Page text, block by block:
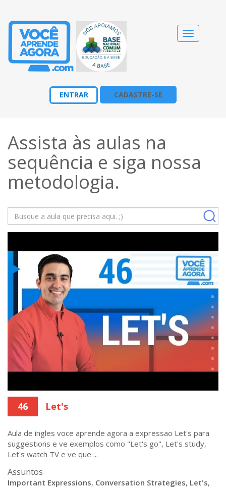
Alternar
navegação
ENTRAR CADASTRE-SE
Assista às aulas na
sequência e siga nossa
metodologia.
46 Let's
Aula de ingles voce aprende agora a expressao Let's para
suggestions e ve exemplos como "Let's go", Let's study,
Let's watch TV e ve que ...
Assuntos
Important Expressions, Conversation Strategies, Let's,